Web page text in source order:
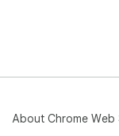
About Chrome Web